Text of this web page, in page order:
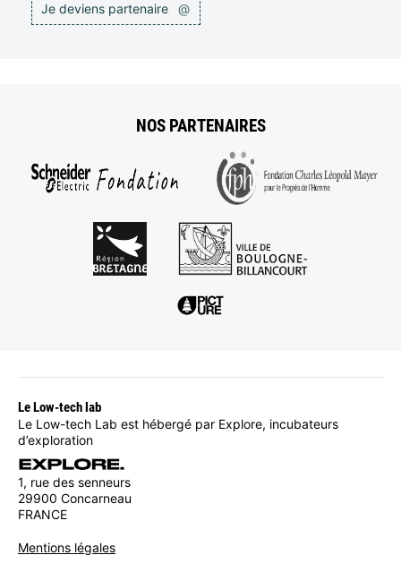
Je deviens partenaire @
NOS PARTENAIRES
Le Low-tech lab
Le Low-tech Lab est hébergé par Explore, incubateurs
d’exploration
1, rue des senneurs
29900 Concarneau
FRANCE
Mentions légales